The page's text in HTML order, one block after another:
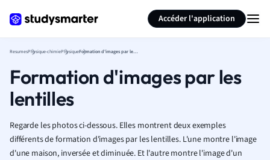
Accéder l'application
ResumesPhysique-chimiePhysique Formation d'images par les lentilles
Formation d'images par les
lentilles
Regarde les photos ci-dessous. Elles montrent deux exemples
différents de formation d'images par les lentilles. L'une montre l'image
d'une maison, inversée et diminuée. Et l'autre montre l'image d'un
Résumer la page